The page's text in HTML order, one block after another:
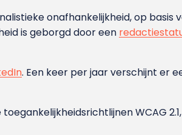
onafhankelijkheid, op basis
is geborgd door een
. Een keer per jaar verschijnt er
WCAG 2.1,